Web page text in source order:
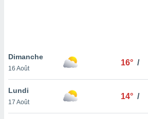
notre
que
Dimanche
16 Août
16° /
Lundi
17 Août
14° /